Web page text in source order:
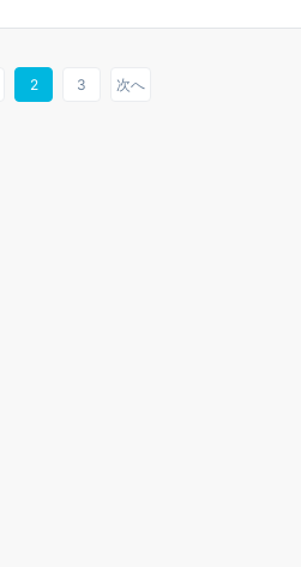
c
e
b
itt
er
ai
l
2 3 次へ